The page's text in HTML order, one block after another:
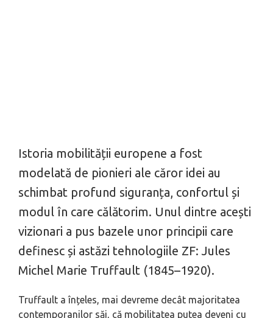
Istoria mobilității europene a fost
modelată de pionieri ale căror idei au
schimbat profund siguranța, confortul și
modul în care călătorim. Unul dintre acești
vizionari a pus bazele unor principii care
definesc și astăzi tehnologiile ZF: Jules
Michel Marie Truffault (1845–1920).
Truffault a înțeles, mai devreme decât majoritatea
contemporanilor săi, că mobilitatea putea deveni cu